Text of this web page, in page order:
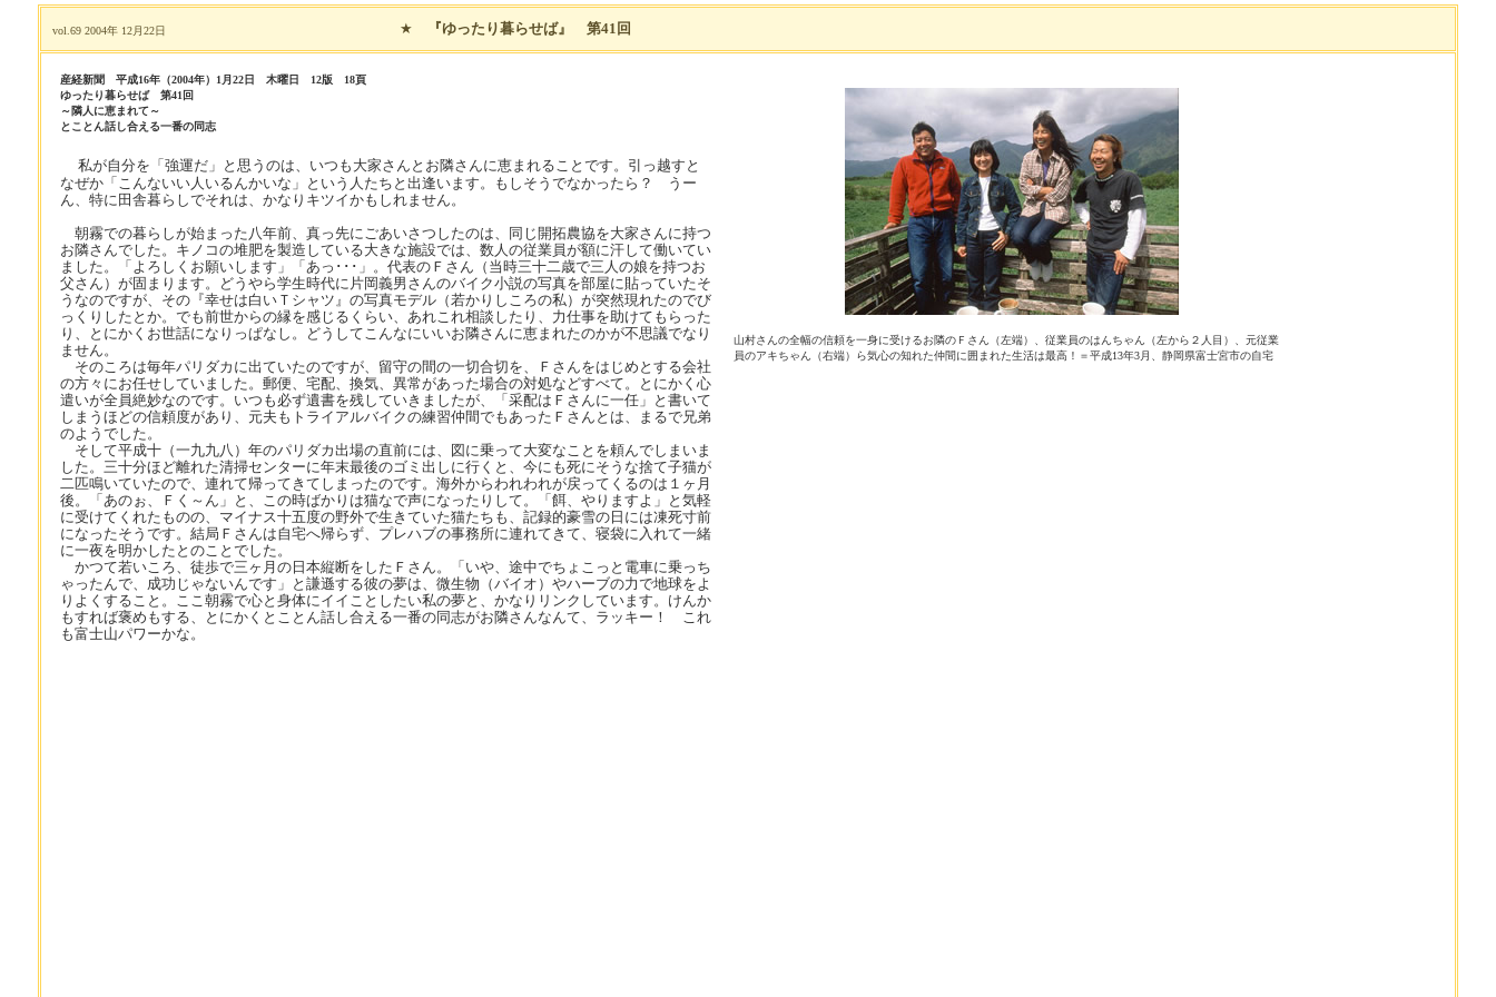
vol.69 2004年 12月22日 ★ 『ゆったり暮らせば』 第41回
産経新聞 平成16年（2004年）1月22日 木曜日 12版 18頁
ゆったり暮らせば 第41回
～隣人に恵まれて～
とことん話し合える一番の同志
私が自分を「強運だ」と思うのは、いつも大家さんとお隣さんに恵まれることです。引っ越すと
なぜか「こんないい人いるんかいな」という人たちと出逢います。もしそうでなかったら？ うー
ん、特に田舎暮らしでそれは、かなりキツイかもしれません。
朝霧での暮らしが始まった八年前、真っ先にごあいさつしたのは、同じ開拓農協を大家さんに持つ
お隣さんでした。キノコの堆肥を製造している大きな施設では、数人の従業員が額に汗して働いてい
ました。「よろしくお願いします」「あっ･･･」。代表のＦさん（当時三十二歳で三人の娘を持つお
父さん）が固まります。どうやら学生時代に片岡義男さんのバイク小説の写真を部屋に貼っていたそ
うなのですが、その『幸せは白いＴシャツ』の写真モデル（若かりしころの私）が突然現れたのでび
っくりしたとか。でも前世からの縁を感じるくらい、あれこれ相談したり、力仕事を助けてもらった
り、とにかくお世話になりっぱなし。どうしてこんなにいいお隣さんに恵まれたのかが不思議でなり
ません。
そのころは毎年パリダカに出ていたのですが、留守の間の一切合切を、Ｆさんをはじめとする会社
の方々にお任せしていました。郵便、宅配、換気、異常があった場合の対処などすべて。とにかく心
遣いが全員絶妙なのです。いつも必ず遺書を残していきましたが、「采配はＦさんに一任」と書いて
しまうほどの信頼度があり、元夫もトライアルバイクの練習仲間でもあったＦさんとは、まるで兄弟
のようでした。
そして平成十（一九九八）年のパリダカ出場の直前には、図に乗って大変なことを頼んでしまいま
した。三十分ほど離れた清掃センターに年末最後のゴミ出しに行くと、今にも死にそうな捨て子猫が
二匹鳴いていたので、連れて帰ってきてしまったのです。海外からわれわれが戻ってくるのは１ヶ月
後。「あのぉ、Ｆく～ん」と、この時ばかりは猫なで声になったりして。「餌、やりますよ」と気軽
に受けてくれたものの、マイナス十五度の野外で生きていた猫たちも、記録的豪雪の日には凍死寸前
になったそうです。結局Ｆさんは自宅へ帰らず、プレハブの事務所に連れてきて、寝袋に入れて一緒
に一夜を明かしたとのことでした。
かつて若いころ、徒歩で三ヶ月の日本縦断をしたＦさん。「いや、途中でちょこっと電車に乗っち
ゃったんで、成功じゃないんです」と謙遜する彼の夢は、微生物（バイオ）やハーブの力で地球をよ
りよくすること。ここ朝霧で心と身体にイイことしたい私の夢と、かなりリンクしています。けんか
もすれば褒めもする、とにかくとことん話し合える一番の同志がお隣さんなんて、ラッキー！ これ
も富士山パワーかな。
山村さんの全幅の信頼を一身に受けるお隣のＦさん（左端）、従業員のはんちゃん（左から２人目）、元従業
員のアキちゃん（右端）ら気心の知れた仲間に囲まれた生活は最高！＝平成13年3月、静岡県富士宮市の自宅